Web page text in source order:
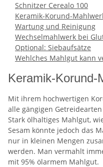
Schnitzer Cerealo 100
Keramik-Korund-
Wartung und Reinigung
Wechselmahlwerk bei
Optional: Siebaufsätze
Wehlches Mahlgut kann
Keramik-Korund-
Mit ihrem hochwertigen
alle gängigen
Stark ölhaltiges Mahlgut,
Sesam könnte jedoch das
nur in kleinen Mengen
werden. Man vermahlt
mit 95% ölarmem Mahlgut.